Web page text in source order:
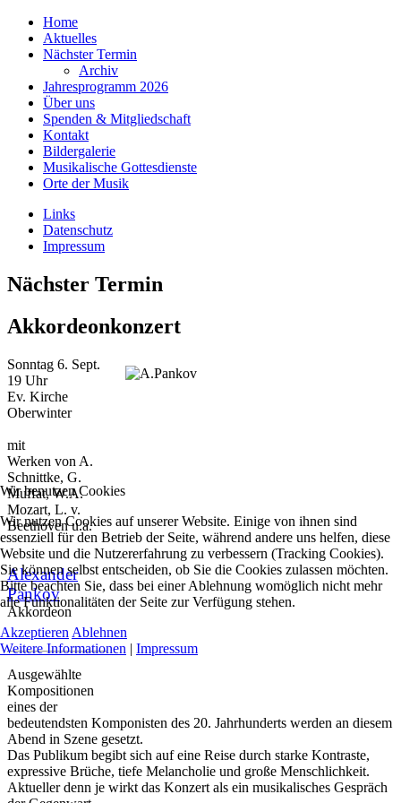
Home
Aktuelles
Nächster Termin
Archiv
Jahresprogramm 2026
Über uns
Spenden & Mitgliedschaft
Kontakt
Bildergalerie
Musikalische Gottesdienste
Orte der Musik
Links
Datenschutz
Impressum
Nächster Termin
Akkordeonkonzert
Sonntag 6. Sept.
19 Uhr
Ev. Kirche
Oberwinter
mit
Werken von A.
Schnittke, G.
Muffat, W.A.
Mozart, L. v.
Beethoven u.a.
Alexander
Pankov
Akkordeon
Ausgewählte
Kompositionen
eines der
bedeutendsten Komponisten des 20. Jahrhunderts werden an diesem
Abend in Szene gesetzt.
Das Publikum begibt sich auf eine Reise durch starke Kontraste,
expressive Brüche, tiefe Melancholie und große Menschlichkeit.
Aktueller denn je wirkt das Konzert als ein musikalisches Gespräch
Wir benutzen Cookies
Wir nutzen Cookies auf unserer Website. Einige von ihnen sind
essenziell für den Betrieb der Seite, während andere uns helfen, diese
Website und die Nutzererfahrung zu verbessern (Tracking Cookies).
Sie können selbst entscheiden, ob Sie die Cookies zulassen möchten.
Bitte beachten Sie, dass bei einer Ablehnung womöglich nicht mehr
alle Funktionalitäten der Seite zur Verfügung stehen.
Akzeptieren Ablehnen
Weitere Informationen | Impressum